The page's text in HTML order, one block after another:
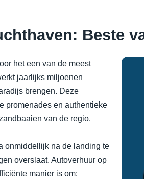
Beste
het een van de meest
jaarlijks miljoenen
brengen. Deze
promenades en authentieke
van de regio.
onmiddellijk na de landing te
overslaat. Autoverhuur op
manier is om: